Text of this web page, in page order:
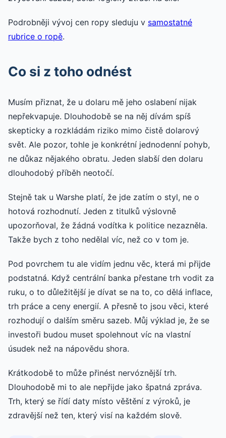
Podrobněji vývoj cen ropy sleduju v samostatné
rubrice o ropě.
Co si z toho odnést
Musím přiznat, že u dolaru mě jeho oslabení nijak
nepřekvapuje. Dlouhodobě se na něj dívám spíš
skepticky a rozkládám riziko mimo čistě dolarový
svět. Ale pozor, tohle je konkrétní jednodenní pohyb,
ne důkaz nějakého obratu. Jeden slabší den dolaru
dlouhodobý příběh neotočí.
Stejně tak u Warshe platí, že jde zatím o styl, ne o
hotová rozhodnutí. Jeden z titulků výslovně
upozorňoval, že žádná vodítka k politice nezazněla.
Takže bych z toho nedělal víc, než co v tom je.
Pod povrchem tu ale vidím jednu věc, která mi přijde
podstatná. Když centrální banka přestane trh vodit za
ruku, o to důležitější je dívat se na to, co dělá inflace,
trh práce a ceny energií. A přesně to jsou věci, které
rozhodují o dalším směru sazeb. Můj výklad je, že se
investoři budou muset spolehnout víc na vlastní
úsudek než na nápovědu shora.
Krátkodobě to může přinést nervóznější trh.
Dlouhodobě mi to ale nepřijde jako špatná zpráva.
Trh, který se řídí daty místo věštění z výroků, je
zdravější než ten, který visí na každém slově.